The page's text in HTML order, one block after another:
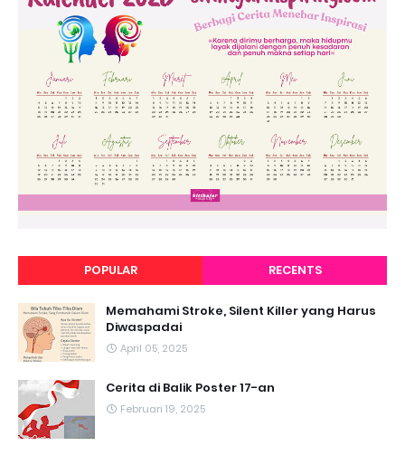
POPULAR RECENTS
Memahami Stroke, Silent Killer yang Harus
Diwaspadai
April 05, 2025
Cerita di Balik Poster 17-an
Februari 19, 2025